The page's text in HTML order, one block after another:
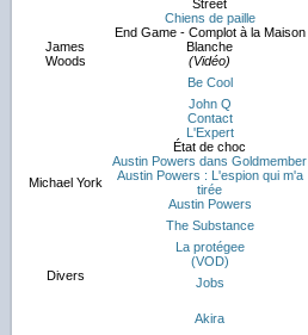
James
Woods
Street
Chiens de paille
End Game - Complot à la Maison
Blanche
(Vidéo)
Be Cool
John Q
Contact
L'Expert
État de choc
Michael York
Austin Powers dans Goldmember
Austin Powers : L'espion qui m'a
tirée
Austin Powers
Divers
The Substance
La protégee
(VOD)
Jobs
Akira